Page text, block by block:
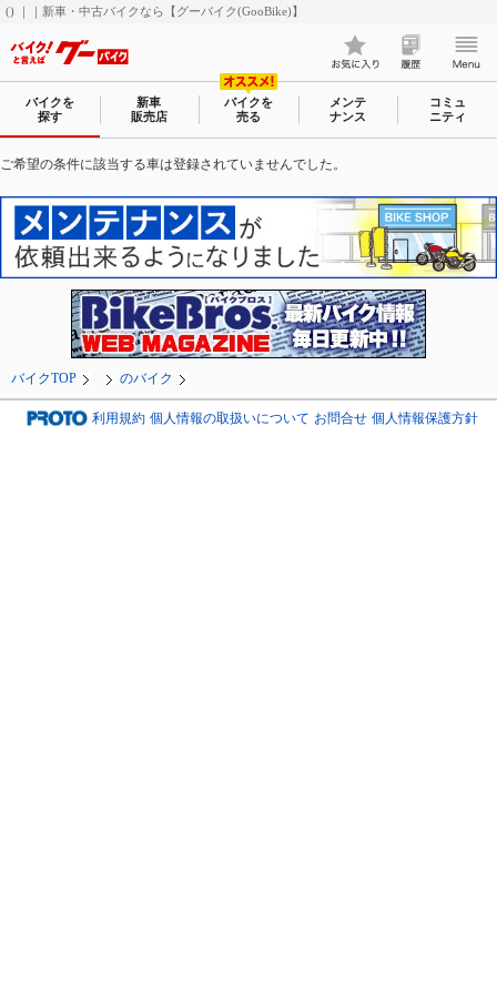
() ｜｜新車・中古バイクなら【グーバイク(GooBike)】
バイクを
探す
新車
販売店
バイクを
売る
メンテ
ナンス
コミュ
ニティ
ご希望の条件に該当する車は登録されていませんでした。
バイクTOP のバイク
利用規約 個人情報の取扱いについて お問合せ 個人情報保護方針